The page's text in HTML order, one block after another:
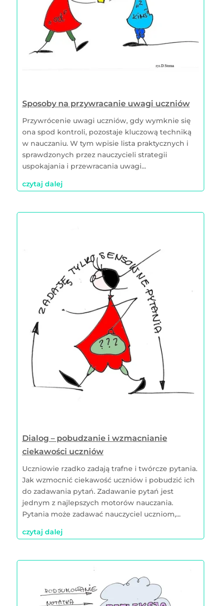
Sposoby na przywracanie uwagi uczniów
Przywrócenie uwagi uczniów, gdy wymknie się
ona spod kontroli, pozostaje kluczową techniką
w nauczaniu. W tym wpisie lista praktycznych i
sprawdzonych przez nauczycieli strategii
uspokajania i przewracania uwagi...
czytaj dalej
Dialog – pobudzanie i wzmacnianie
ciekawości uczniów
Uczniowie rzadko zadają trafne i twórcze pytania.
Jak wzmocnić ciekawość uczniów i pobudzić ich
do zadawania pytań. Zadawanie pytań jest
jednym z najlepszych motorów nauczania.
Pytania może zadawać nauczyciel uczniom,...
czytaj dalej